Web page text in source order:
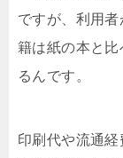
ですが、利用
籍は紙の本と比
るんです。
印刷代や流通